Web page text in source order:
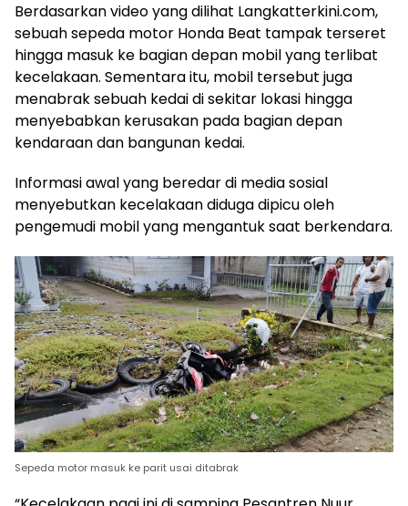
Berdasarkan video yang dilihat Langkatterkini.com,
sebuah sepeda motor Honda Beat tampak terseret
hingga masuk ke bagian depan mobil yang terlibat
kecelakaan. Sementara itu, mobil tersebut juga
menabrak sebuah kedai di sekitar lokasi hingga
menyebabkan kerusakan pada bagian depan
kendaraan dan bangunan kedai.
Informasi awal yang beredar di media sosial
menyebutkan kecelakaan diduga dipicu oleh
pengemudi mobil yang mengantuk saat berkendara.
Sepeda motor masuk ke parit usai ditabrak